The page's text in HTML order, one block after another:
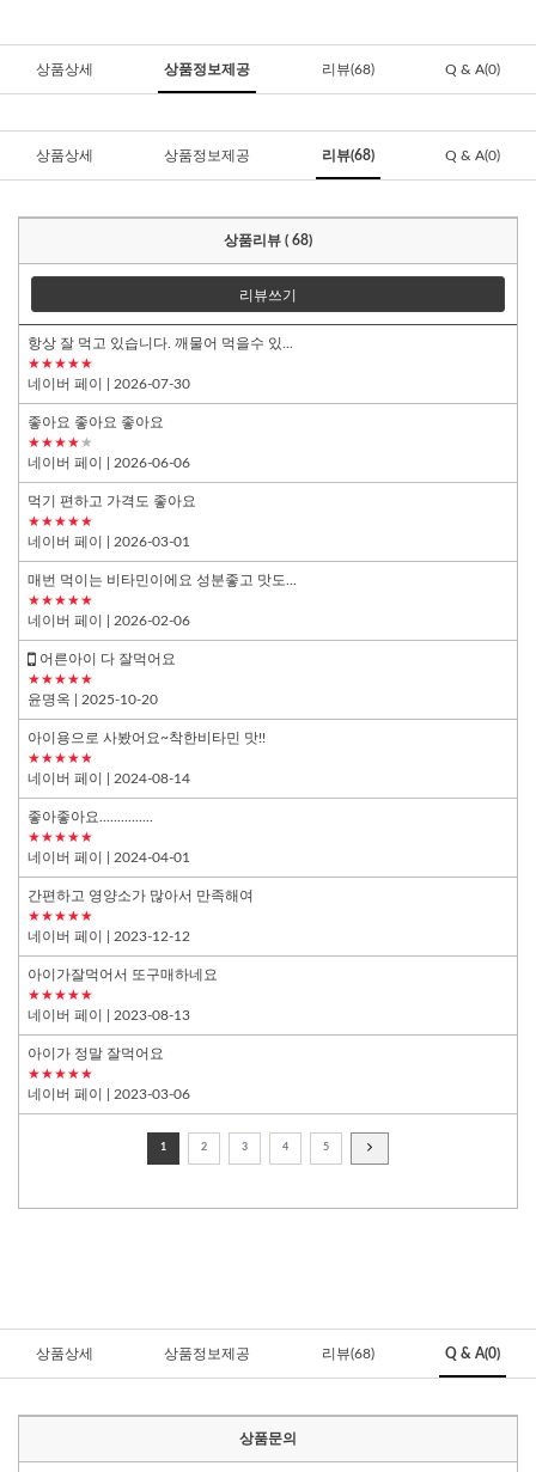
상품상세 상품정보제공 리뷰(68) Q & A(0)
상품상세 상품정보제공 리뷰(68) Q & A(0)
상품리뷰 ( 68)
리뷰쓰기
항상 잘 먹고 있습니다. 깨물어 먹을수 있...
★★★★★
네이버 페이 | 2026-07-30
좋아요 좋아요 좋아요
★★★★★
네이버 페이 | 2026-06-06
먹기 편하고 가격도 좋아요
★★★★★
네이버 페이 | 2026-03-01
매번 먹이는 비타민이에요 성분좋고 맛도...
★★★★★
네이버 페이 | 2026-02-06
어른아이 다 잘먹어요
★★★★★
윤명옥 | 2025-10-20
아이용으로 사봤어요~착한비타민 맛!!
★★★★★
네이버 페이 | 2024-08-14
좋아좋아요...............
★★★★★
네이버 페이 | 2024-04-01
간편하고 영양소가 많아서 만족해여
★★★★★
네이버 페이 | 2023-12-12
아이가잘먹어서 또구매하네요
★★★★★
네이버 페이 | 2023-08-13
아이가 정말 잘먹어요
★★★★★
네이버 페이 | 2023-03-06
1 2 3 4 5
상품상세 상품정보제공 리뷰(68) Q & A(0)
상품문의